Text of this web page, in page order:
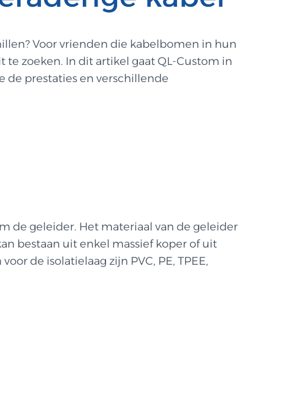
Voor vrienden die kabelbomen in hun
zoeken. In dit artikel gaat QL-Custom in
de prestaties en verschillende
de geleider. Het materiaal van de geleider
bestaan uit enkel massief koper of uit
de isolatielaag zijn PVC, PE, TPEE,